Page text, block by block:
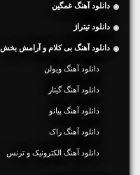
دانلود آهنگ غمگین
دانلود تیتراژ
دانلود آهنگ بی کلام و آرامش بخش
دانلود آهنگ ویولن
دانلود آهنگ گیتار
دانلود آهنگ پیانو
دانلود آهنگ راک
دانلود آهنگ الکترونیک و ترنس